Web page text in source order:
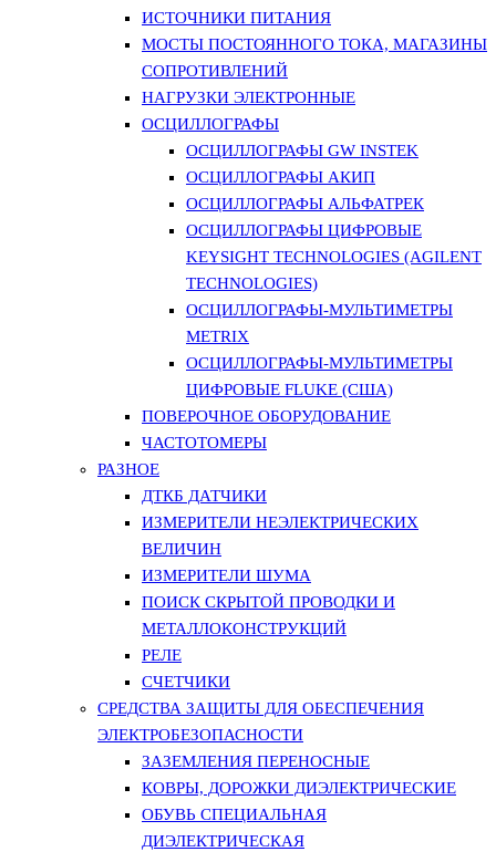
ИСТОЧНИКИ ПИТАНИЯ
МОСТЫ ПОСТОЯННОГО ТОКА, МАГАЗИНЫ
СОПРОТИВЛЕНИЙ
НАГРУЗКИ ЭЛЕКТРОННЫЕ
ОСЦИЛЛОГРАФЫ
ОСЦИЛЛОГРАФЫ GW INSTEK
ОСЦИЛЛОГРАФЫ АКИП
ОСЦИЛЛОГРАФЫ АЛЬФАТРЕК
ОСЦИЛЛОГРАФЫ ЦИФРОВЫЕ
KEYSIGHT TECHNOLOGIES (AGILENT
TECHNOLOGIES)
ОСЦИЛЛОГРАФЫ-МУЛЬТИМЕТРЫ
METRIX
ОСЦИЛЛОГРАФЫ-МУЛЬТИМЕТРЫ
ЦИФРОВЫЕ FLUKE (США)
ПОВЕРОЧНОЕ ОБОРУДОВАНИЕ
ЧАСТОТОМЕРЫ
РАЗНОЕ
ДТКБ ДАТЧИКИ
ИЗМЕРИТЕЛИ НЕЭЛЕКТРИЧЕСКИХ
ВЕЛИЧИН
ИЗМЕРИТЕЛИ ШУМА
ПОИСК СКРЫТОЙ ПРОВОДКИ И
МЕТАЛЛОКОНСТРУКЦИЙ
РЕЛЕ
СЧЕТЧИКИ
СРЕДСТВА ЗАЩИТЫ ДЛЯ ОБЕСПЕЧЕНИЯ
ЭЛЕКТРОБЕЗОПАСНОСТИ
ЗАЗЕМЛЕНИЯ ПЕРЕНОСНЫЕ
КОВРЫ, ДОРОЖКИ ДИЭЛЕКТРИЧЕСКИЕ
ОБУВЬ СПЕЦИАЛЬНАЯ
ДИЭЛЕКТРИЧЕСКАЯ